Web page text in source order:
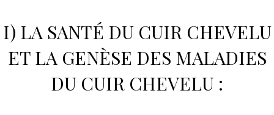
I) LA SANTÉ DU CUIR CHEVELU
ET LA GENÈSE DES MALADIES
DU CUIR CHEVELU :